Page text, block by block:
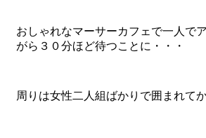
おしゃれなマーサーカフェで一人で
がら３０分ほど待つことに・・・
周りは女性二人組ばかりで囲まれて